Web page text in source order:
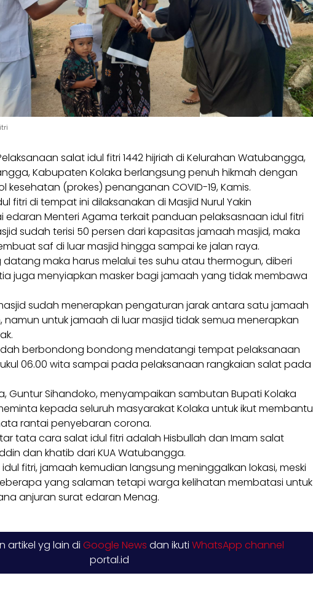
salat idul fitri 1442 hijriah di Kelurahan Watubangga,
Kabupaten Kolaka berlangsung penuh hikmah dengan
kesehatan (prokes) penanganan COVID-19, Kamis.
fitri di tempat ini dilaksanakan di Masjid Nurul Yakin
edaran Menteri Agama terkait panduan pelaksasnaan idul fitri
sudah terisi 50 persen dari kapasitas jamaah masjid, maka
saf di luar masjid hingga sampai ke jalan raya.
maka harus melalui tes suhu atau thermogun, diberi
juga menyiapkan masker bagi jamaah yang tidak membawa
sudah menerapkan pengaturan jarak antara satu jamaah
untuk jamaah di luar masjid tidak semua menerapkan
berbondong bondong mendatangi tempat pelaksanaan
06.00 wita sampai pada pelaksanaan rangkaian salat pada
Guntur Sihandoko, menyampaikan sambutan Bupati Kolaka
kepada seluruh masyarakat Kolaka untuk ikut membantu
rantai penyebaran corona.
tata cara salat idul fitri adalah Hisbullah dan Imam salat
dan khatib dari KUA Watubangga.
fitri, jamaah kemudian langsung meninggalkan lokasi, meski
yang salaman tetapi warga kelihatan membatasi untuk
anjuran surat edaran Menag.
artikel yg lain di Google News dan ikuti WhatsApp channel
portal.id